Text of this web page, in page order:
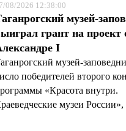
08/2026 12:38:00
музей-
грант на проект
I
музей-
победителей второго
«Красота внутри.
музеи России»,